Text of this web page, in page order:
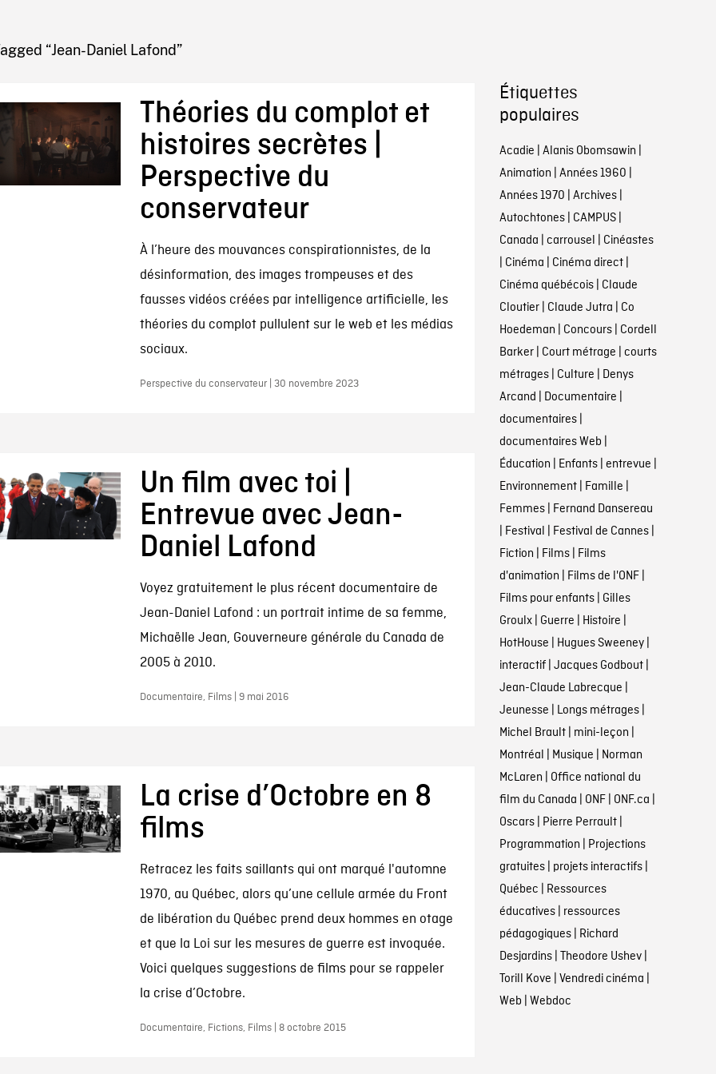
ONF
“Jean-Daniel Lafond”
Théories du complot et
histoires secrètes |
Perspective du
conservateur
À l’heure des mouvances conspirationnistes, de la
désinformation, des images trompeuses et des
fausses vidéos créées par intelligence artificielle, les
théories du complot pullulent sur le web et les médias
sociaux.
Perspective du conservateur | 30 novembre 2023
Un film avec toi |
Entrevue avec Jean-
Daniel Lafond
Voyez gratuitement le plus récent documentaire de
Jean-Daniel Lafond : un portrait intime de sa femme,
Michaëlle Jean, Gouverneure générale du Canada de
2005 à 2010.
Documentaire, Films | 9 mai 2016
La crise d’Octobre en 8
films
Retracez les faits saillants qui ont marqué l'automne
1970, au Québec, alors qu’une cellule armée du Front
de libération du Québec prend deux hommes en otage
et que la Loi sur les mesures de guerre est invoquée.
Voici quelques suggestions de films pour se rappeler
la crise d’Octobre.
Documentaire, Fictions, Films | 8 octobre 2015
Étiquettes
populaires
Acadie | Alanis Obomsawin |
Animation | Années 1960 |
Années 1970 | Archives|
Autochtones| CAMPUS|
Canada | carrousel | Cinéastes
| Cinéma | Cinéma direct|
Cinéma québécois| Claude
Cloutier| Claude Jutra | Co
Hoedeman | Concours| Cordell
Barker| Court métrage | courts
métrages| Culture | Denys
Arcand | Documentaire |
documentaires|
documentaires Web |
Éducation | Enfants| entrevue |
Environnement| Famille |
Femmes| Fernand Dansereau
| Festival | Festival de Cannes|
Fiction | Films| Films
d'animation | Films de l'ONF|
Films pour enfants| Gilles
Groulx| Guerre | Histoire |
HotHouse | Hugues Sweeney|
interactif| Jacques Godbout|
Jean-Claude Labrecque |
Jeunesse | Longs métrages|
Michel Brault| mini-leçon |
Montréal | Musique | Norman
McLaren | Office national du
film du Canada | ONF| ONF.ca |
Oscars| Pierre Perrault|
Programmation | Projections
gratuites| projets interactifs|
Québec | Ressources
éducatives| ressources
pédagogiques| Richard
Desjardins| Theodore Ushev|
Torill Kove | Vendredi cinéma |
Web | Webdoc